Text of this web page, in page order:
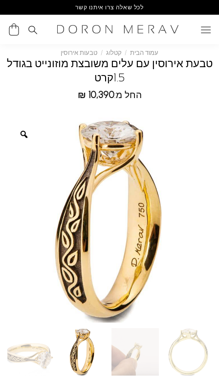
to
content
לכל שאלה צרו איתנו קשר
עמוד הבית / קטלוג / טבעות אירוסין
טבעת אירוסין עם עלים משובצת מוזונייט בגודל
1.5קרט
החל מ: ₪ 10,390